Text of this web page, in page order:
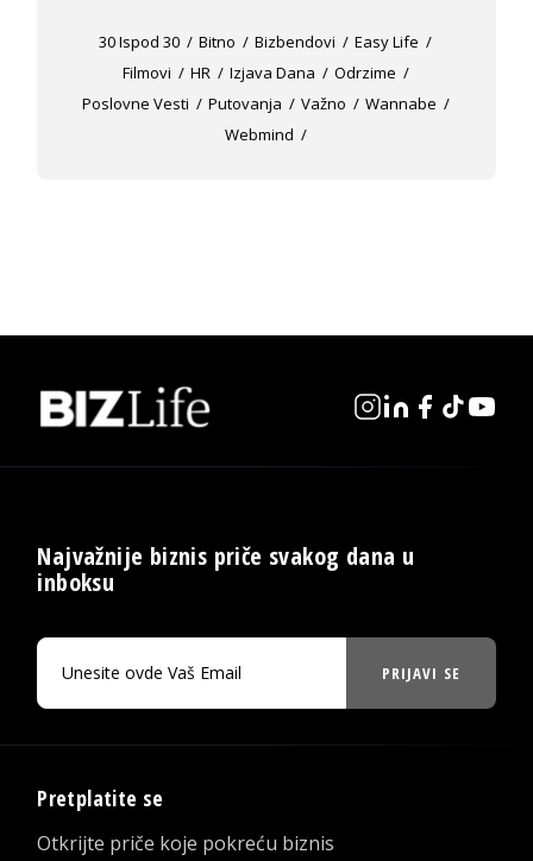
30 Ispod 30 Bitno Bizbendovi
Easy Life
Filmovi
HR Izjava Dana
Odrzime
Poslovne Vesti
Putovanja Važno
Wannabe
Webmind
Najvažnije biznis priče svakog dana u
inboksu
PRIJAVI SE
Pretplatite se
Otkrijte priče koje pokreću biznis